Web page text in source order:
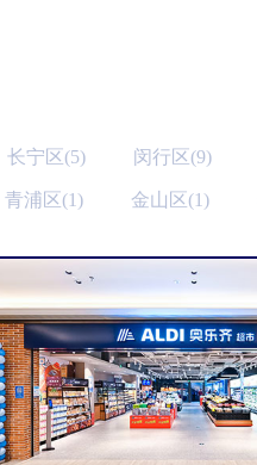
长宁区(5) 闵行区(9)
青浦区(1) 金山区(1)